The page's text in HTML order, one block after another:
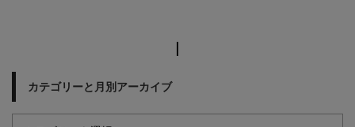
カテゴリーと月別アーカイブ